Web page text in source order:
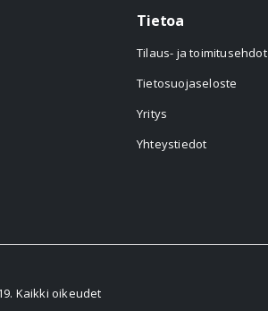
Tietoa
Tilaus- ja toimitusehdot
Tietosuojaseloste
Yritys
Yhteystiedot
Kaikki oikeudet